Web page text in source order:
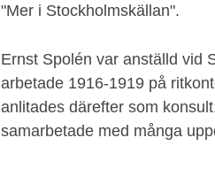
"Mer i Stockholmskällan".
Ernst Spolén var anställd vid
arbetade 1916-1919 på
anlitades därefter som
samarbetade med många